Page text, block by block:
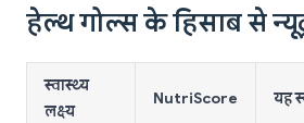
हेल्थ गोल्स के हिसाब से
स्वास्थ्य
लक्ष्य
NutriScore यह